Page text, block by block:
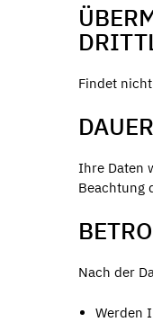
Findet
Ihre Daten
Beachtung
Nach der
Werden